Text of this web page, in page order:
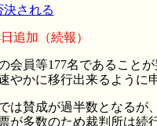
決される
加（続報）
員等177名であること
やかに移行出来るように
賛成が過半数となるが
が多数のため裁判所は続